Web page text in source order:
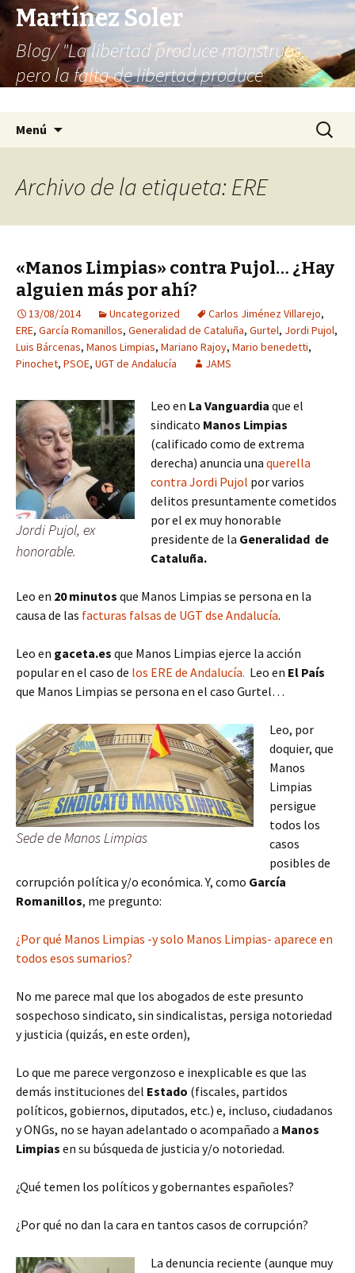
Martínez Soler
Blog/ "La libertad produce monstruos,
pero la falta de libertad produce
Menú Buscar:
Archivo de la etiqueta: ERE
«Manos Limpias» contra Pujol… ¿Hay
alguien más por ahí?
13/08/2014 Uncategorized Carlos Jiménez Villarejo,
ERE, García Romanillos, Generalidad de Cataluña, Gurtel, Jordi Pujol,
Luis Bárcenas, Manos Limpias, Mariano Rajoy, Mario benedetti,
Pinochet, PSOE, UGT de Andalucía JAMS
Jordi Pujol, ex
honorable.
Leo en La Vanguardia que el
sindicato Manos Limpias
(calificado como de extrema
derecha) anuncia una querella
contra Jordi Pujol por varios
delitos presuntamente cometidos
por el ex muy honorable
presidente de la Generalidad de
Cataluña.
Leo en 20 minutos que Manos Limpias se persona en la
causa de las facturas falsas de UGT dse Andalucía.
Leo en gaceta.es que Manos Limpias ejerce la acción
popular en el caso de los ERE de Andalucía. Leo en El País
que Manos Limpias se persona en el caso Gurtel…
Sede de Manos Limpias
Leo, por
doquier, que
Manos
Limpias
persigue
todos los
casos
posibles de
corrupción política y/o económica. Y, como García
Romanillos, me pregunto:
¿Por qué Manos Limpias -y solo Manos Limpias- aparece en
todos esos sumarios?
No me parece mal que los abogados de este presunto
sospechoso sindicato, sin sindicalistas, persiga notoriedad
y justicia (quizás, en este orden),
Lo que me parece vergonzoso e inexplicable es que las
demás instituciones del Estado (fiscales, partidos
políticos, gobiernos, diputados, etc.) e, incluso, ciudadanos
y ONGs, no se hayan adelantado o acompañado a Manos
Limpias en su búsqueda de justicia y/o notoriedad.
¿Qué temen los políticos y gobernantes españoles?
¿Por qué no dan la cara en tantos casos de corrupción?
La denuncia reciente (aunque muy